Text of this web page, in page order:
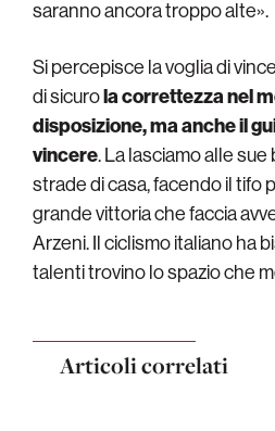
saranno ancora troppo alte».
Si percepisce la voglia di
di sicurola correttezza nel
disposizione, ma anche il
vincere. La lasciamo alle
strade di casa, facendo il tifo
grande vittoria che faccia
Arzeni. Il ciclismo italiano ha
talenti trovino lo spazio che
Articoli correlati